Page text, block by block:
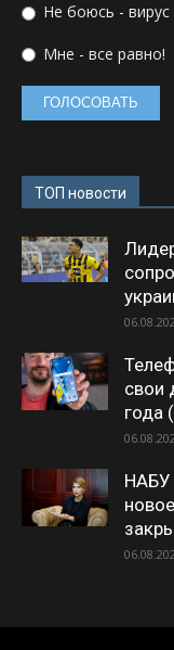
Не боюсь - вирус
Мне - все равно!
ТОП новости
свои
года
НАБУ